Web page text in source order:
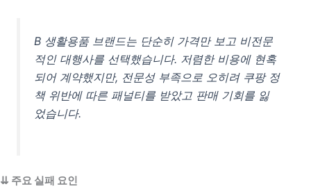
B 생활용품 브랜드는 단순히 가격만 보고 비전문
적인 대행사를 선택했습니다. 저렴한 비용에 현혹
되어 계약했지만, 전문성 부족으로 오히려 쿠팡 정
책 위반에 따른 패널티를 받았고 판매 기회를 잃
었습니다.
⇊ 주요 실패 요인